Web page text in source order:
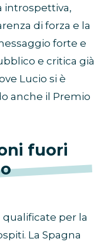
introspettiva,
di forza e la
forte e
e critica già
Lucio si è
anche il Premio
fuori
qualificate per la
La Spagna